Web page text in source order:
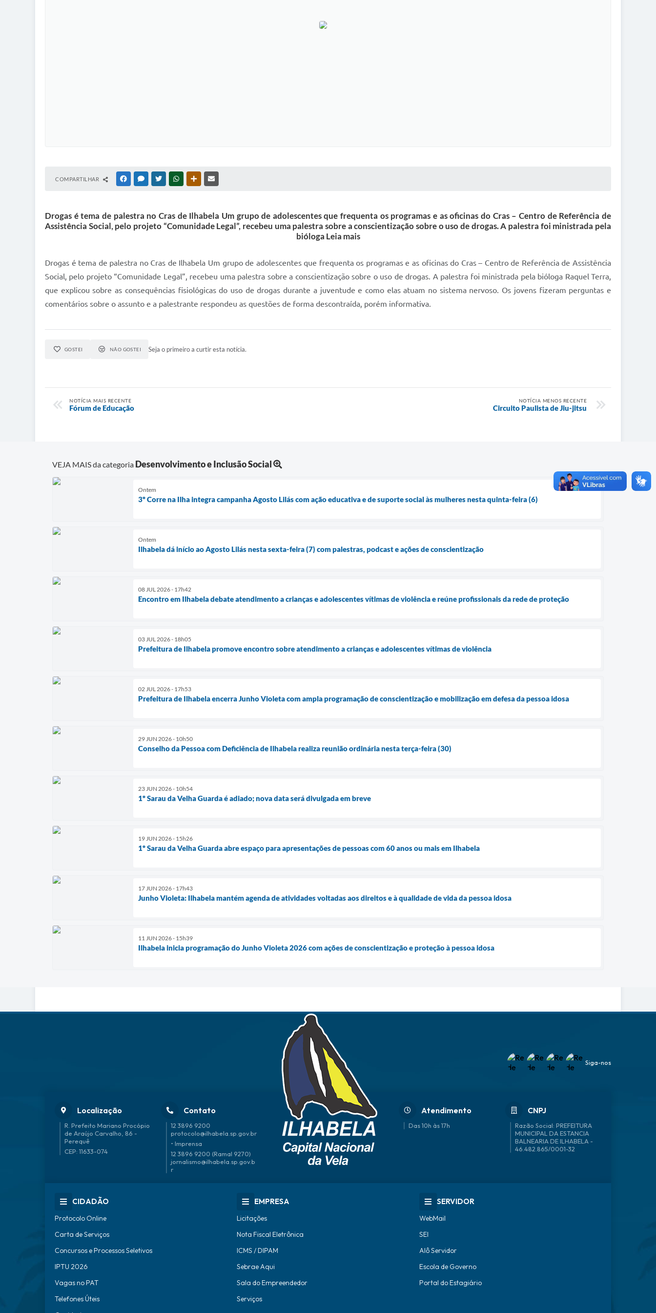
COMPARTILHAR FACEBOOKMESSENGER
TWITTERWHATSAPPOUTRAS MÍDIAS
Drogas é tema de palestra no Cras de Ilhabela Um grupo de adolescentes que frequenta os programas e as oficinas do Cras – Centro de Referência de
Assistência Social, pelo projeto “Comunidade Legal”, recebeu uma palestra sobre a conscientização sobre o uso de drogas. A palestra foi ministrada pela
bióloga Leia mais
Drogas é tema de palestra no Cras de Ilhabela Um grupo de adolescentes que frequenta os programas e as oficinas do Cras – Centro de Referência de Assistência
Social, pelo projeto “Comunidade Legal”, recebeu uma palestra sobre a conscientização sobre o uso de drogas. A palestra foi ministrada pela bióloga Raquel Terra,
que explicou sobre as consequências fisiológicas do uso de drogas durante a juventude e como elas atuam no sistema nervoso. Os jovens fizeram perguntas e
comentários sobre o assunto e a palestrante respondeu as questões de forma descontraída, porém informativa.
GOSTEI NÃO GOSTEI Seja o primeiro a curtir esta notícia.
NOTÍCIA MAIS RECENTE
Fórum de Educação
NOTÍCIA MENOS RECENTE
Circuito Paulista de Jiu-jitsu
VEJA MAIS da categoria Desenvolvimento e Inclusão Social
Ontem
3º Corre na Ilha integra campanha Agosto Lilás com ação educativa e de suporte social às mulheres nesta quinta-feira (6)
Ontem
Ilhabela dá início ao Agosto Lilás nesta sexta-feira (7) com palestras, podcast e ações de conscientização
08 JUL 2026 - 17h42
Encontro em Ilhabela debate atendimento a crianças e adolescentes vítimas de violência e reúne profissionais da rede de proteção
03 JUL 2026 - 18h05
Prefeitura de Ilhabela promove encontro sobre atendimento a crianças e adolescentes vítimas de violência
02 JUL 2026 - 17h53
Prefeitura de Ilhabela encerra Junho Violeta com ampla programação de conscientização e mobilização em defesa da pessoa idosa
29 JUN 2026 - 10h50
Conselho da Pessoa com Deficiência de Ilhabela realiza reunião ordinária nesta terça-feira (30)
23 JUN 2026 - 10h54
1º Sarau da Velha Guarda é adiado; nova data será divulgada em breve
19 JUN 2026 - 15h26
1º Sarau da Velha Guarda abre espaço para apresentações de pessoas com 60 anos ou mais em Ilhabela
17 JUN 2026 - 17h43
Junho Violeta: Ilhabela mantém agenda de atividades voltadas aos direitos e à qualidade de vida da pessoa idosa
11 JUN 2026 - 15h39
Ilhabela inicia programação do Junho Violeta 2026 com ações de conscientização e proteção à pessoa idosa
Localização
R. Prefeito Mariano Procópio
de Araújo Carvalho, 86 -
Perequê
CEP: 11633-074
Contato
12 3896 9200
protocolo@ilhabela.sp.gov.br
• Imprensa
12 3896 9200 (Ramal 9270)
jornalismo@ilhabela.sp.gov.b
r
Atendimento
Das 10h às 17h
CNPJ
46.482.865/0001-32
Siga-nos
CIDADÃO
Protocolo Online
Carta de Serviços
Concursos e Processos Seletivos
IPTU 2026
Vagas no PAT
Telefones Úteis
EMPRESA
Licitações
Nota Fiscal Eletrônica
ICMS / DIPAM
Sebrae Aqui
Sala do Empreendedor
Serviços
SERVIDOR
WebMail
SEI
Alô Servidor
Escola de Governo
Portal do Estagiário